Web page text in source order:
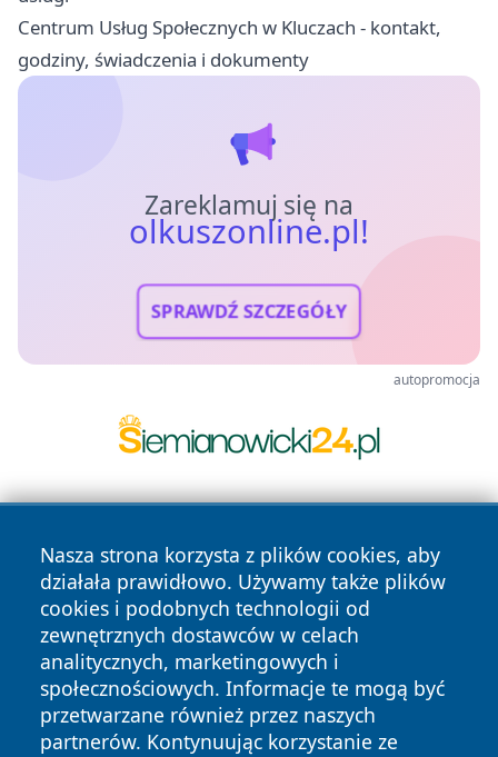
Centrum Usług Społecznych w Kluczach - kontakt,
godziny, świadczenia i dokumenty
Zareklamuj się na
olkuszonline.pl!
SPRAWDŹ SZCZEGÓŁY
autopromocja
Nasza strona korzysta z plików cookies, aby
działała prawidłowo. Używamy także plików
cookies i podobnych technologii od
zewnętrznych dostawców w celach
analitycznych, marketingowych i
społecznościowych. Informacje te mogą być
przetwarzane również przez naszych
partnerów. Kontynuując korzystanie ze
Copyright © 2026 olkuszonline.pl Wszystkie prawa
zastrzeżone.
Polityka
Polityka